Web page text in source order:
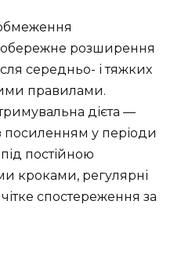
розширення
середньо- і тяжких
правилами.
дієта —
посиленням у періоди
під постійною
кроками, регулярні
спостереження за